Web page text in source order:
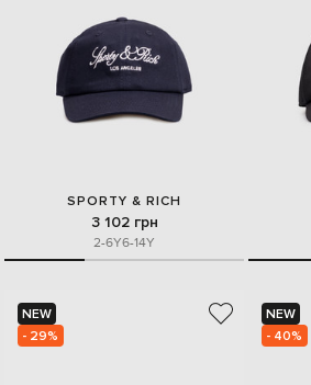
SPORTY & RICH
3 102 грн
2-6Y6-14Y
NEW
- 29%
NEW
- 40%